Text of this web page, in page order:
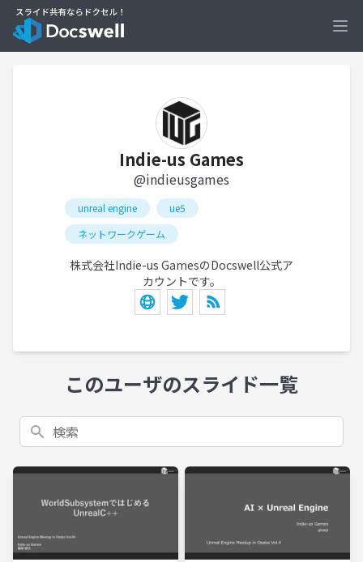
Indie-us Games
@indieusgames
unreal engine
ue5
ネットワークゲーム
株式会社Indie-us GamesのDocswell公式ア
カウントです。
このユーザのスライド一覧
検索